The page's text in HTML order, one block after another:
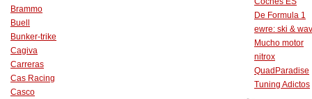
Brammo
Buell
Bunker-trike
Cagiva
Carreras
Cas Racing
Casco
De Formula 1
ewre: ski &
Mucho motor
nitrox
QuadParadise
Tuning Adictos